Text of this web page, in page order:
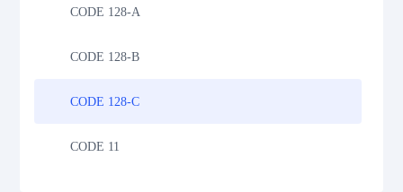
CODE 128-A
CODE 128-B
CODE 128-C
CODE 11